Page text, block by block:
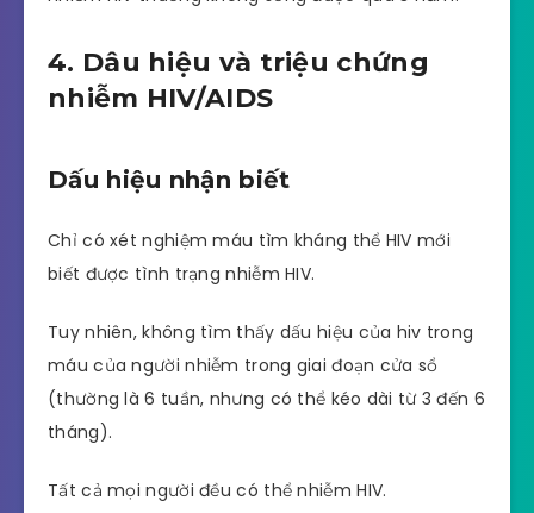
4. Dâu hiệu và triệu chứng
nhiễm HIV/AIDS
Dấu hiệu nhận biết
Chỉ có xét nghiệm máu tìm kháng thể HIV mới
biết được tình trạng nhiễm HIV.
Tuy nhiên, không tìm thấy dấu hiệu của hiv trong
máu của người nhiễm trong giai đoạn cửa sổ
(thường là 6 tuần, nhưng có thể kéo dài từ 3 đến 6
tháng).
Tất cả mọi người đều có thể nhiễm HIV.